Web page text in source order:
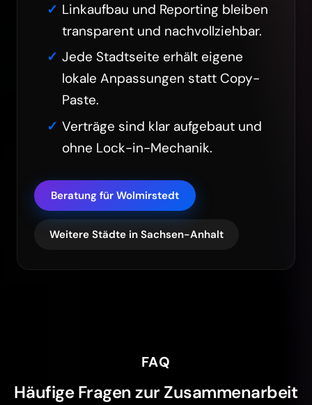
Linkaufbau und Reporting bleiben
transparent und nachvollziehbar.
Jede Stadtseite erhält eigene
lokale Anpassungen statt Copy-
Paste.
Verträge sind klar aufgebaut und
ohne Lock-in-Mechanik.
Beratung für Wolmirstedt
Weitere Städte in Sachsen-Anhalt
FAQ
Häufige Fragen zur Zusammenarbeit